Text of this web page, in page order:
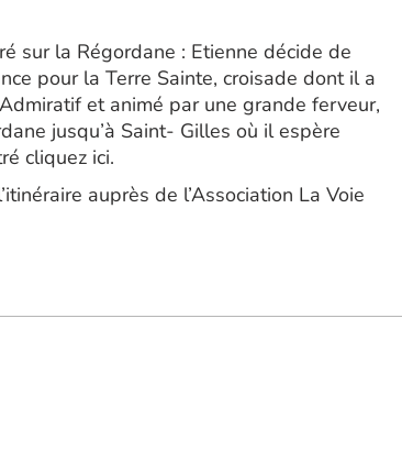
sur la Régordane : Etienne décide de
pour la Terre Sainte, croisade dont il a
et animé par une grande ferveur,
jusqu’à Saint- Gilles où il espère
cliquez ici.
auprès de l’Association La Voie